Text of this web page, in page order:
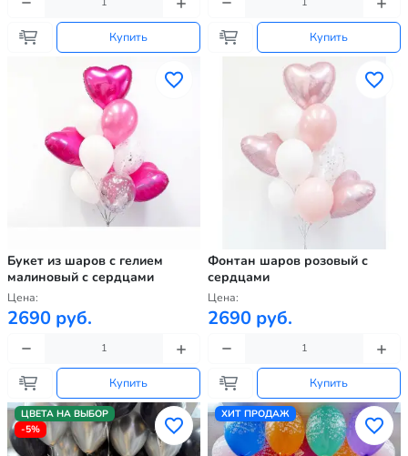
Купить Купить
Букет из шаров с гелием
малиновый с сердцами
Цена:
2690 руб.
Купить
Фонтан шаров розовый с
сердцами
Цена:
2690 руб.
Купить
ЦВЕТА НА ВЫБОР
-5%
ХИТ ПРОДАЖ